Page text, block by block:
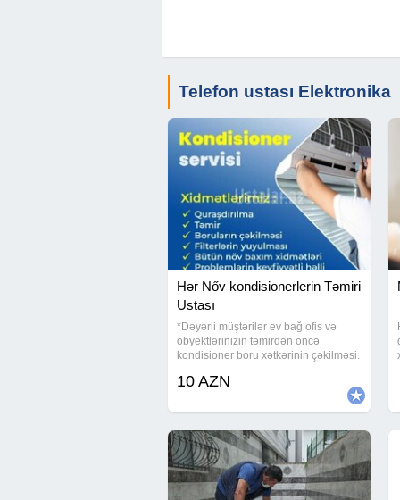
Telefon ustası Elektronika
Hər Nőv kondisionerlerin Təmiri
Ustası
*Dəyərli müştərilər ev bağ ofis və
obyektlərinizin təmirdən öncə
kondisioner boru xətkərinin çəkilməsi.
və quraşdırılması səliqəli və yüksək
zəmanət
10 AZN